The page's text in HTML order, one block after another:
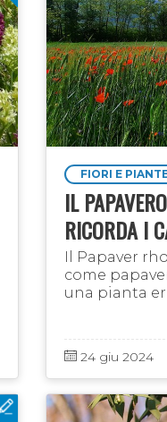
FIORI E
IL
RICORDA I
Il Papaver
come
una pianta
24 giu 2024